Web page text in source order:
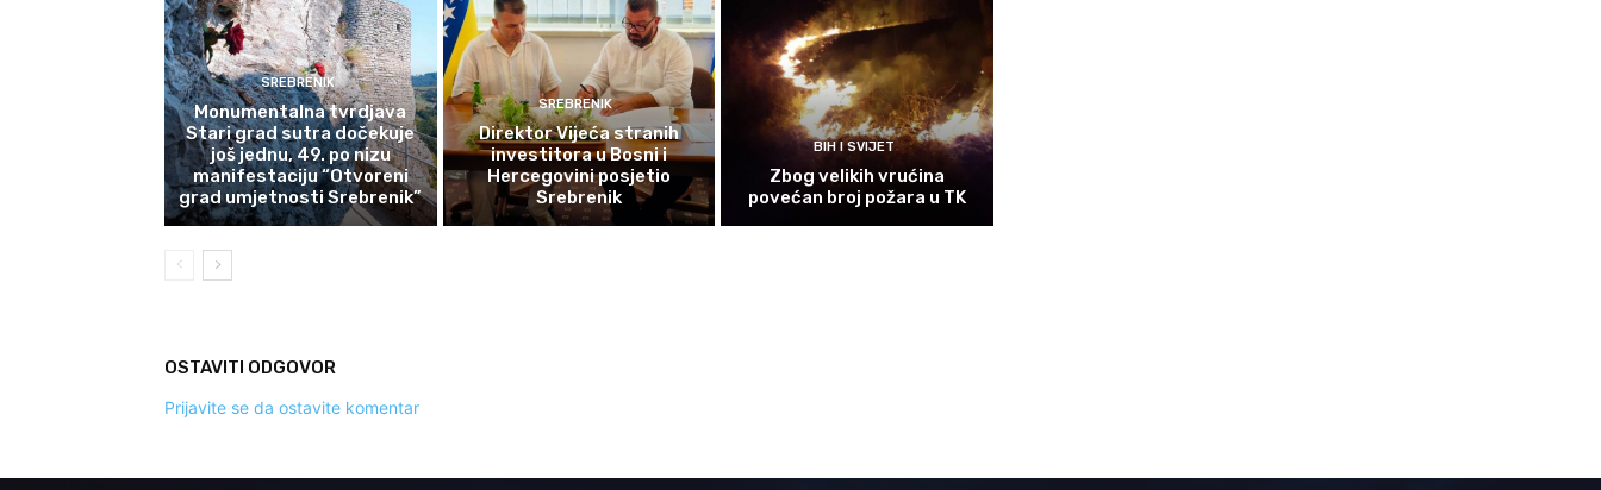
SREBRENIK
Monumentalna tvrdjava
Stari grad sutra dočekuje
još jednu, 49. po nizu
manifestaciju “Otvoreni
grad umjetnosti Srebrenik”
SREBRENIK
Direktor Vijeća stranih
investitora u Bosni i
Hercegovini posjetio
Srebrenik
BIH I SVIJET
Zbog velikih vrućina
povećan broj požara u TK
OSTAVITI ODGOVOR
Prijavite se da ostavite komentar